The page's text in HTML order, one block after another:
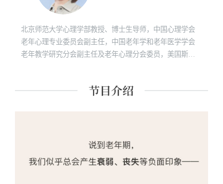
北京师范大学心理学部教授、博士生导师，中国心理学会
老年心理专业委员会副主任，中国老年学和老年医学学会
老年教学研究分会副主任及老年心理分会委员，美国斯坦
老年人认知功能维持与促进、老年人决策行为与情绪、老